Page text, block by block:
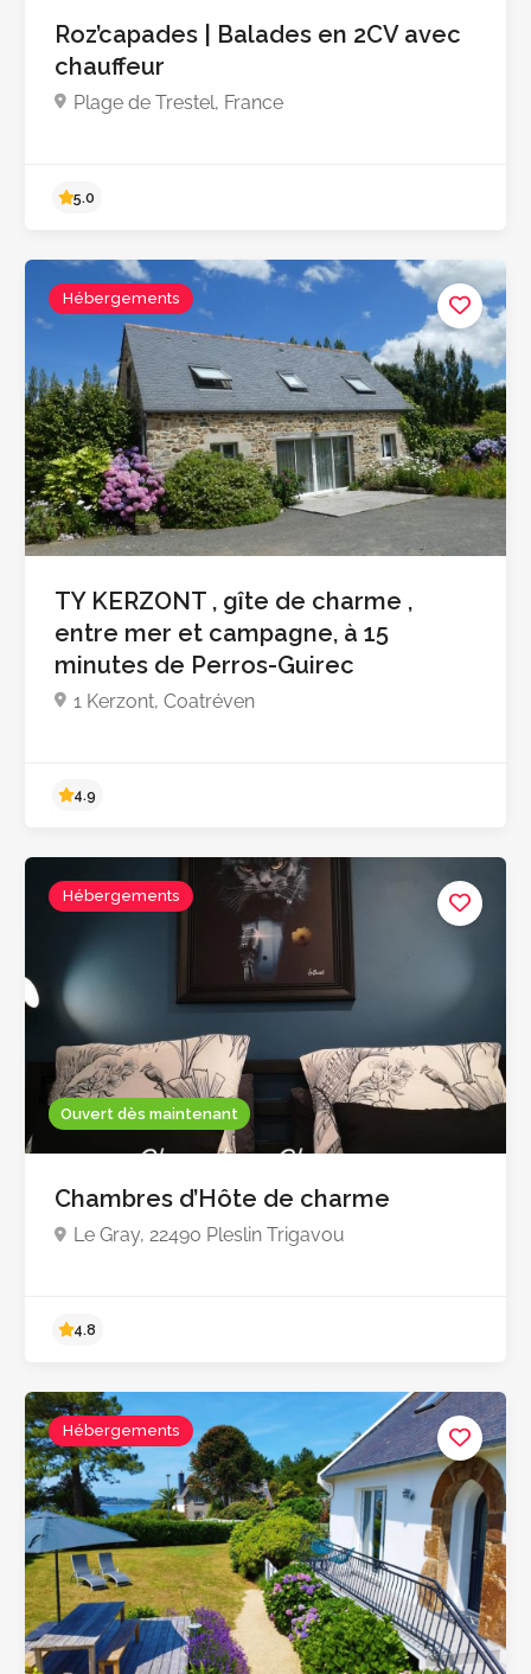
Roz’capades | Balades en 2CV avec
chauffeur
Plage de Trestel, France
5.0
Hébergements
TY KERZONT , gîte de charme ,
entre mer et campagne, à 15
minutes de Perros-Guirec
1 Kerzont, Coatréven
4.9
Ouvert dès maintenant
Hébergements
Chambres d’Hôte de charme
Le Gray, 22490 Pleslin Trigavou
Hébergements